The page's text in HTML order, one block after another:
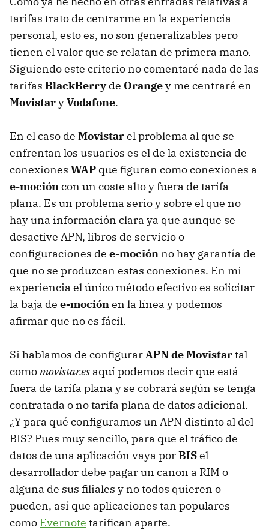
tarifas trato de centrarme en la experiencia
personal, esto es, no son generalizables pero
tienen el valor que se relatan de primera mano.
Siguiendo este criterio no comentaré nada de las
tarifas BlackBerryde Orangey me centraré en
MovistaryVodafone.
En el caso de Movistarel problema al que se
enfrentan los usuarios es el de la existencia de
conexiones WAP que figuran como conexiones a
e-mocióncon un coste alto y fuera de tarifa
plana. Es un problema serio y sobre el que no
hay una información clara ya que aunque se
desactive APN, libros de servicio o
configuraciones de e-moción no hay garantía de
que no se produzcan estas conexiones. En mi
experiencia el único método efectivo es solicitar
la baja de e-mociónen la línea y podemos
afirmar que no es fácil.
Si hablamos de configurarAPNde Movistartal
comomovistar.es aquí podemos decir que está
fuera de tarifa plana y se cobrará según se tenga
contratada o no tarifa plana de datos adicional.
¿Y para qué configuramos un APN distinto al del
BIS? Pues muy sencillo, para que el tráfico de
datos de una aplicación vaya porBISel
desarrollador debe pagar un canon a RIM o
alguna de sus filiales y no todos quieren o
pueden, así que aplicaciones tan populares
como Evernote tarifican aparte.